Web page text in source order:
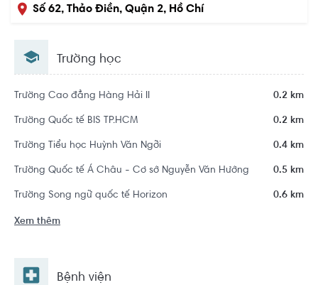
Số 62, Thảo Điền, Quận 2, Hồ Chí
Trường học
Trường Cao đẳng Hàng Hải II 0.2 km
Trường Quốc tế BIS TP.HCM 0.2 km
Trường Tiểu học Huỳnh Văn Ngỡi 0.4 km
Trường Quốc tế Á Châu - Cơ sở Nguyễn Văn Hưởng 0.5 km
Trường Song ngữ quốc tế Horizon 0.6 km
Xem thêm
Bệnh viện